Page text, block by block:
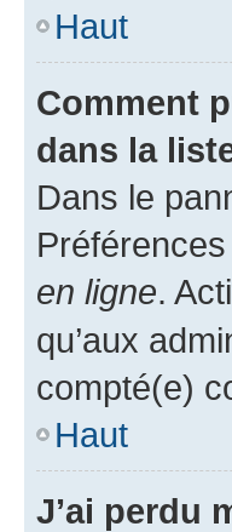
Haut
Comment
dans la
Dans le
en ligne.
qu’aux
compté(e)
Haut
J’ai perdu